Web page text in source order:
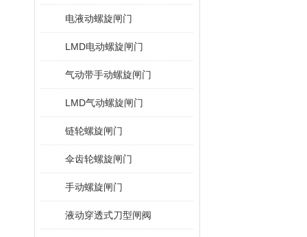
电液动螺旋闸门
LMD电动螺旋闸门
气动带手动螺旋闸门
LMD气动螺旋闸门
链轮螺旋闸门
伞齿轮螺旋闸门
手动螺旋闸门
液动穿透式刀型闸阀